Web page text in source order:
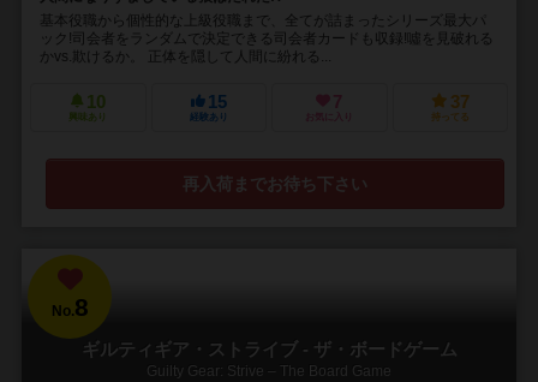
基本役職から個性的な上級役職まで、全てが詰まったシリーズ最大パ
ック!司会者をランダムで決定できる司会者カードも収録!噓を見破れる
かvs.欺けるか。 正体を隠して人間に紛れる...
10
興味あり
15
経験あり
7
お気に入り
37
持ってる
再入荷までお待ち下さい
No.8
ギルティギア・ストライブ - ザ・ボードゲーム
Guilty Gear: Strive – The Board Game